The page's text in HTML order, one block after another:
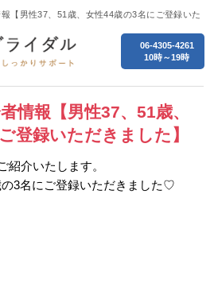
【男性37、51歳、女性44歳の3名にご登録いた
06-4305-4261
10時～19時
情報【男性37、51歳、
登録いただきました】
紹介いたします。
3名にご登録いただきました♡